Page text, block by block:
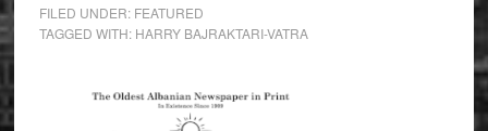
FILED UNDER: FEATURED
TAGGED WITH: HARRY BAJRAKTARI-VATRA